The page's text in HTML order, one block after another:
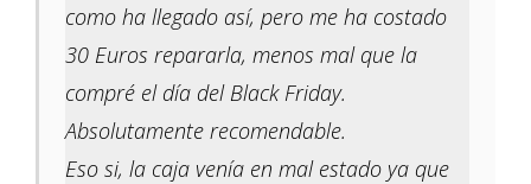
como ha llegado así, pero me ha costado
30 Euros repararla, menos mal que la
compré el día del Black Friday.
Absolutamente recomendable.
Eso si, la caja venía en mal estado ya que